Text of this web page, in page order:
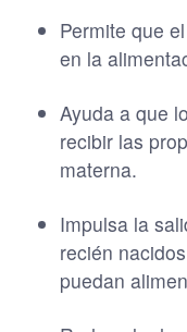
Permite que
en la
Ayuda a que
recibir las
materna.
Impulsa la
recién
puedan